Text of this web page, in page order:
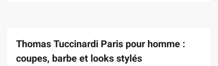
Thomas Tuccinardi Paris pour homme :
coupes, barbe et looks stylés